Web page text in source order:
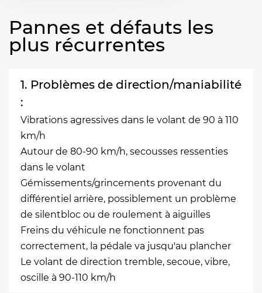
Pannes et défauts les
plus récurrentes
1. Problèmes de direction/maniabilité
:
Vibrations agressives dans le volant de 90 à 110
km/h
Autour de 80-90 km/h, secousses ressenties
dans le volant
Gémissements/grincements provenant du
différentiel arrière, possiblement un problème
de silentbloc ou de roulement à aiguilles
Freins du véhicule ne fonctionnent pas
correctement, la pédale va jusqu'au plancher
Le volant de direction tremble, secoue, vibre,
oscille à 90-110 km/h